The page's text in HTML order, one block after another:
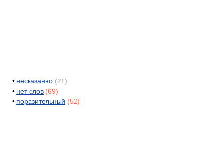
• несказанно (21)
• нет слов (69)
• поразительный (52)